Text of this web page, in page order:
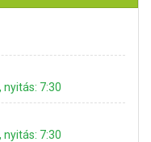
7:30
7:30